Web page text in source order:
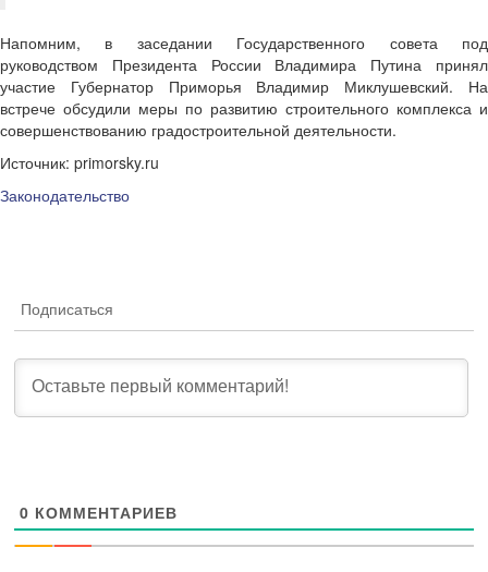
Напомним, в заседании Государственного совета под
руководством Президента России Владимира Путина принял
участие Губернатор Приморья Владимир Миклушевский. На
встрече обсудили меры по развитию строительного комплекса и
совершенствованию градостроительной деятельности.
Источник: primorsky.ru
Законодательство
Подписаться
0 КОММЕНТАРИЕВ